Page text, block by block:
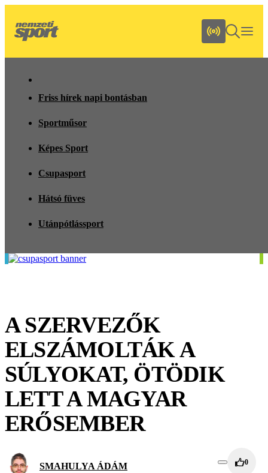
Friss hírek napi bontásban
Sportműsor
Képes Sport
Csupasport
Hátsó füves
Utánpótlássport
A SZERVEZŐK
ELSZÁMOLTÁK A
SÚLYOKAT, ÖTÖDIK
LETT A MAGYAR
ERŐSEMBER
SMAHULYA ÁDÁM 0